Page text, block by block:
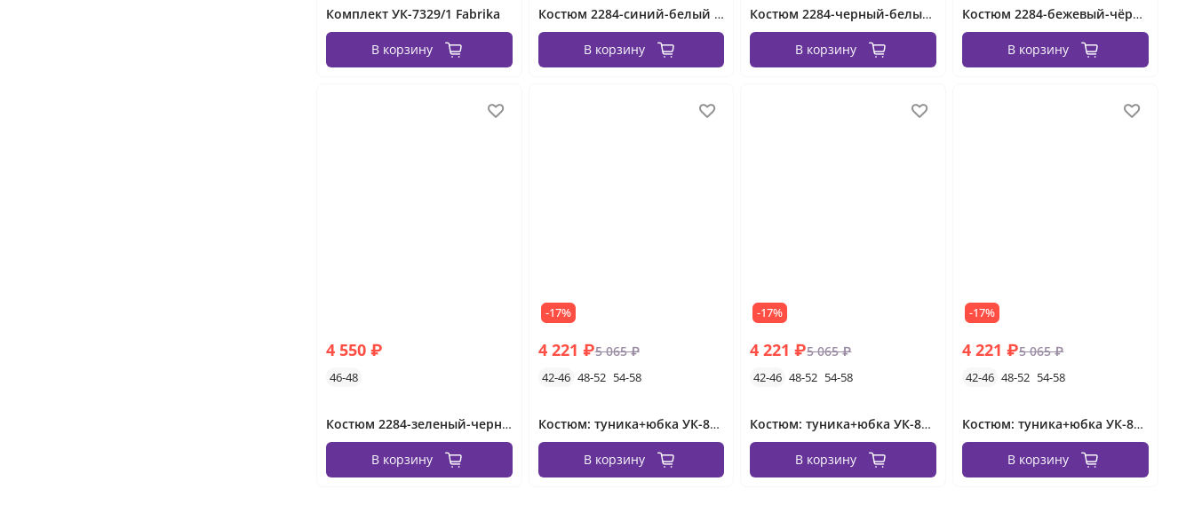
Комплект УК-7329/1 Fabrika
В корзину
Костюм 2284-синий-белый Minova
В корзину
Костюм 2284-черный-белый Minova
В корзину
Костюм 2284-бежевый-чёрный Minova
В корзину
4 550 ₽
46-48
Костюм 2284-зеленый-черный Minova
В корзину
-17%
4 221 ₽5 065 ₽
42-46 48-52 54-58
Костюм: туника+юбка УК-860-3 Fabrika
В корзину
-17%
4 221 ₽5 065 ₽
42-46 48-52 54-58
Костюм: туника+юбка УК-860-2 Fabrika
В корзину
-17%
4 221 ₽5 065 ₽
42-46 48-52 54-58
Костюм: туника+юбка УК-860-1 Fabrika
В корзину